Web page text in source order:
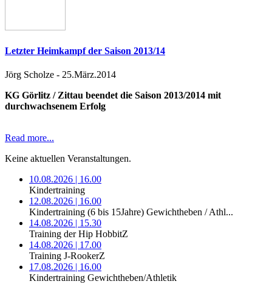
Letzter Heimkampf der Saison 2013/14
Jörg Scholze - 25.März.2014
KG Görlitz / Zittau beendet die Saison 2013/2014 mit
durchwachsenem Erfolg
Read more...
Keine aktuellen Veranstaltungen.
10.08.2026 | 16.00
Kindertraining
12.08.2026 | 16.00
Kindertraining (6 bis 15Jahre) Gewichtheben / Athl...
14.08.2026 | 15.30
Training der Hip HobbitZ
14.08.2026 | 17.00
Training J-RookerZ
17.08.2026 | 16.00
Kindertraining Gewichtheben/Athletik